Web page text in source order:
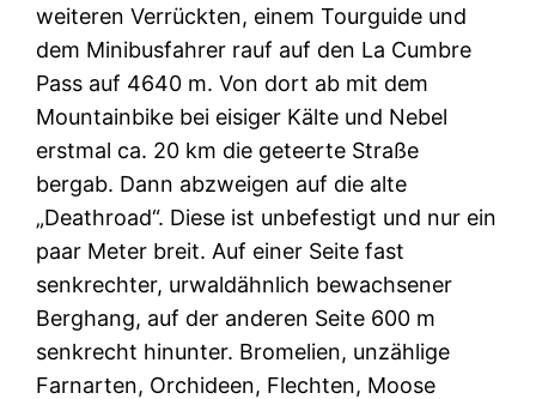
weiteren Verrückten, einem Tourguide und
dem Minibusfahrer rauf auf den La Cumbre
Pass auf 4640 m. Von dort ab mit dem
Mountainbike bei eisiger Kälte und Nebel
erstmal ca. 20 km die geteerte Straße
bergab. Dann abzweigen auf die alte
„Deathroad“. Diese ist unbefestigt und nur ein
paar Meter breit. Auf einer Seite fast
senkrechter, urwaldähnlich bewachsener
Berghang, auf der anderen Seite 600 m
senkrecht hinunter. Bromelien, unzählige
Farnarten, Orchideen, Flechten, Moose